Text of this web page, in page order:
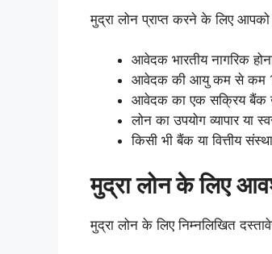
मुद्रा लोन प्राप्त करने के लिए आपको
आवेदक भारतीय नागरिक
आवेदक की आयु कम से कम 18
आवेदक का एक सक्रिय बैंक
लोन का उपयोग व्यापार या
किसी भी बैंक या वित्तीय
मुद्रा लोन के लिए
मुद्रा लोन के लिए निम्नलिखित